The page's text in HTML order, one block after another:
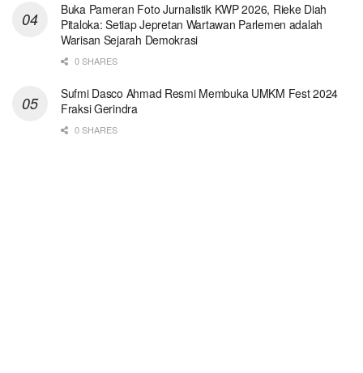
Buka Pameran Foto Jurnalistik KWP 2026, Rieke Diah
Pitaloka: Setiap Jepretan Wartawan Parlemen adalah
Warisan Sejarah Demokrasi
0 SHARES
Sufmi Dasco Ahmad Resmi Membuka UMKM Fest 2024
Fraksi Gerindra
0 SHARES